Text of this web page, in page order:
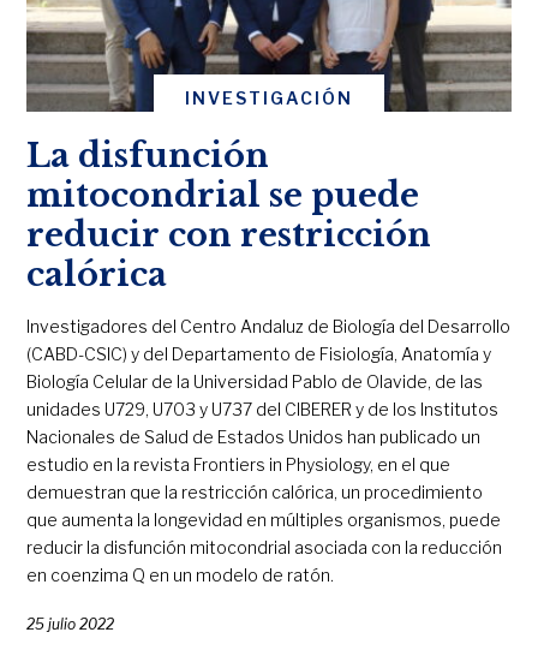
INVESTIGACIÓN
La disfunción
mitocondrial se puede
reducir con restricción
calórica
Investigadores del Centro Andaluz de Biología del Desarrollo
(CABD-CSIC) y del Departamento de Fisiología, Anatomía y
Biología Celular de la Universidad Pablo de Olavide, de las
unidades U729, U703 y U737 del CIBERER y de los Institutos
Nacionales de Salud de Estados Unidos han publicado un
estudio en la revista Frontiers in Physiology, en el que
demuestran que la restricción calórica, un procedimiento
que aumenta la longevidad en múltiples organismos, puede
reducir la disfunción mitocondrial asociada con la reducción
en coenzima Q en un modelo de ratón.
25 julio 2022